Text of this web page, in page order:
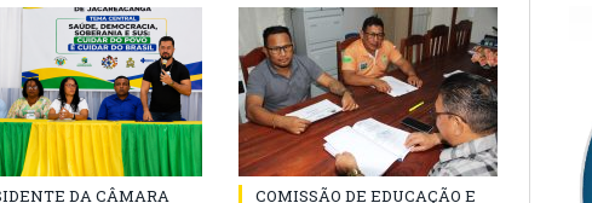
DA CÂMARA
COMISSÃO DE EDUCAÇÃO E